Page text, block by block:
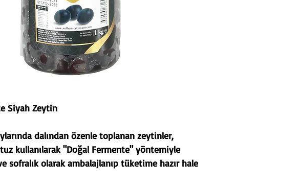
Siyah Zeytin
dalından özenle toplanan zeytinler,
kullanılarak "Doğal Fermente" yöntemiyle
sofralık olarak ambalajlanıp tüketime hazır hale